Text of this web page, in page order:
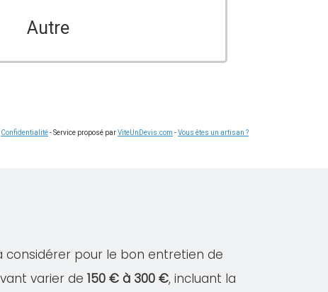
Autre
Confidentialité- Service proposé parViteUnDevis.com -Vous êtes un artisan ?
considérer pour le bon entretien de
varier de 150 € à 300 €, incluant la